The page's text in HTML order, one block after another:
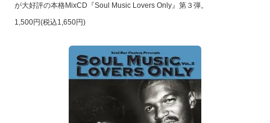
が大好評の本格MixCD『Soul Music Lovers Only』第３弾。
1,500円(税込1,650円)